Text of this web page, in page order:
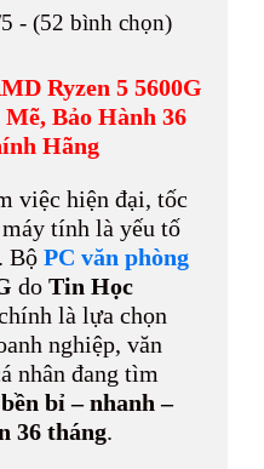
di
t
y
Li
nk
re
- (52 bình chọn)
Ryzen 5 5600G
Bảo Hành 36
Hãng
việc hiện đại, tốc
tính là yếu tố
Bộ PC văn phòng
do Tin Học
là lựa chọn
nghiệp, văn
nhân đang tìm
bền bỉ – nhanh –
36 tháng.